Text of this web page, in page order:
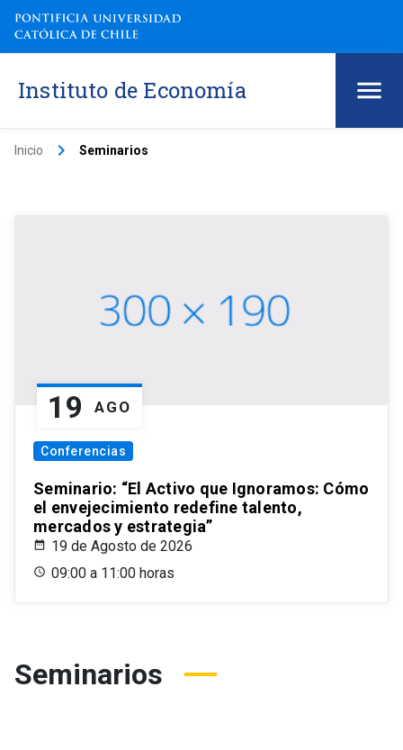
Instituto de Economía
Inicio keyboard_arrow_right Seminarios
19 AGO
Conferencias
Seminario: “El Activo que Ignoramos: Cómo
el envejecimiento redefine talento,
mercados y estrategia”
19 de Agosto de 2026
09:00 a 11:00 horas
Seminarios